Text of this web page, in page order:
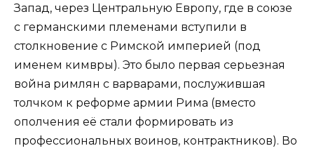
Запад, через Центральную Европу, где в союзе
с германскими племенами вступили в
столкновение с Римской империей (под
именем кимвры). Это было первая серьезная
война римлян с варварами, послужившая
толчком к реформе армии Рима (вместо
ополчения её стали формировать из
профессиональных воинов, контрактников). Во